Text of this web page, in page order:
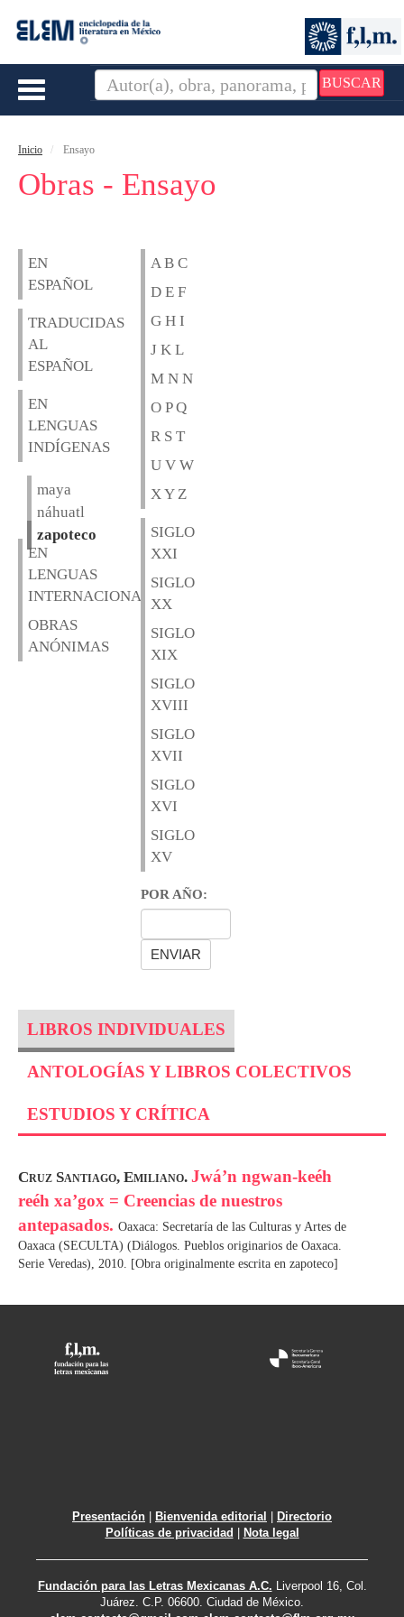
BUSCAR
Toggle
Inicio Ensayo
Obras - Ensayo
EN
ESPAÑOL
TRADUCIDAS
AL
ESPAÑOL
EN
LENGUAS
INDÍGENAS
maya
náhuatl
zapoteco
EN
LENGUAS
INTERNACIONALES
OBRAS
ANÓNIMAS
A B C
D E F
G H I
J K L
M N N
O P Q
R S T
U V W
X Y Z
SIGLO
XXI
SIGLO
XX
SIGLO
XIX
SIGLO
XVIII
SIGLO
XVII
SIGLO
XVI
SIGLO
XV
POR AÑO:
LIBROS INDIVIDUALES
ANTOLOGÍAS Y LIBROS COLECTIVOS
ESTUDIOS Y CRÍTICA
Cruz Santiago, Emiliano. Jwá’n ngwan-keéh
reéh xa’gox = Creencias de nuestros
antepasados. Oaxaca: Secretaría de las Culturas y Artes de
Oaxaca (SECULTA) (Diálogos. Pueblos originarios de Oaxaca.
Serie Veredas), 2010. [Obra originalmente escrita en zapoteco]
Presentación | Bienvenida editorial | Directorio
Políticas de privacidad | Nota legal
Fundación para las Letras Mexicanas A.C. Liverpool 16, Col.
Juárez. C.P. 06600. Ciudad de México.